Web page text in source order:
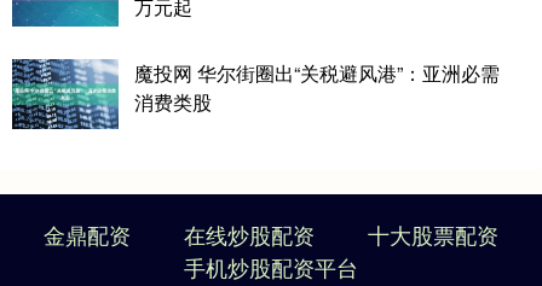
万元起
魔投网 华尔街圈出“关税避风港”：亚洲必需
消费类股
金鼎配资 在线炒股配资
十大股票配资
手机炒股配资平台